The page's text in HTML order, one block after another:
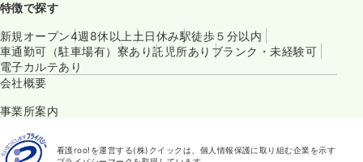
特徴で探す
新規オープン4週8休以上 土日休み駅徒歩５分以内
車通勤可（駐車場有） 寮あり託児所あり ブランク・未経験可
電子カルテあり
会社概要
事業所案内
看護roo!を運営する(株)クイックは、個人情報保護に取り組む企業を示す